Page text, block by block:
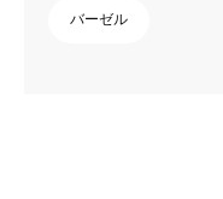
バーゼル